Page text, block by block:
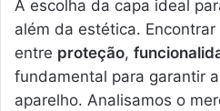
A escolha da capa ideal
além da estética.
entre proteção,
fundamental para garantir
aparelho. Analisamos o